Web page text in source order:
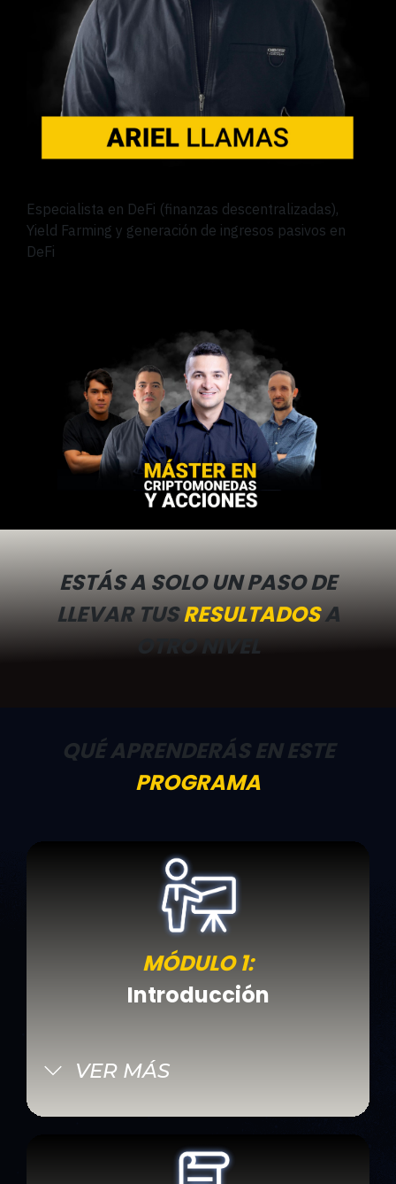
Especialista en DeFi (finanzas descentralizadas),
Yield Farming y generación de ingresos pasivos en
DeFi
ESTÁS A SOLO UN PASO DE
LLEVAR TUSRESULTADOSA
OTRO NIVEL
QUÉ APRENDERÁS EN ESTE
PROGRAMA
MÓDULO 1:
Introducción
VER MÁS